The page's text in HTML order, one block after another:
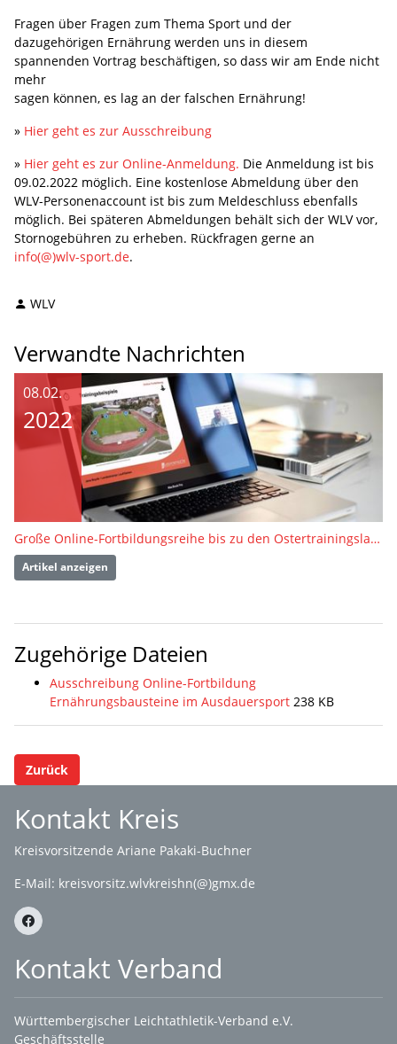
Fragen über Fragen zum Thema Sport und der
dazugehörigen Ernährung werden uns in diesem
spannenden Vortrag beschäftigen, so dass wir am Ende nicht
mehr
sagen können, es lag an der falschen Ernährung!
» Hier geht es zur Ausschreibung
» Hier geht es zur Online-Anmeldung. Die Anmeldung ist bis
09.02.2022 möglich. Eine kostenlose Abmeldung über den
WLV-Personenaccount ist bis zum Meldeschluss ebenfalls
möglich. Bei späteren Abmeldungen behält sich der WLV vor,
Stornogebühren zu erheben. Rückfragen gerne an
info(@)wlv-sport.de.
WLV
Verwandte Nachrichten
08.02.
2022
Große Online-Fortbildungsreihe bis zu den Ostertrainingslagern
Artikel anzeigen
Zugehörige Dateien
Ausschreibung Online-Fortbildung
Ernährungsbausteine im Ausdauersport 238 KB
Zurück
Kontakt Kreis
Kreisvorsitzende Ariane Pakaki-Buchner
E-Mail: kreisvorsitz.wlvkreishn(@)gmx.de
Kontakt Verband
Württembergischer Leichtathletik-Verband e.V.
Geschäftsstelle